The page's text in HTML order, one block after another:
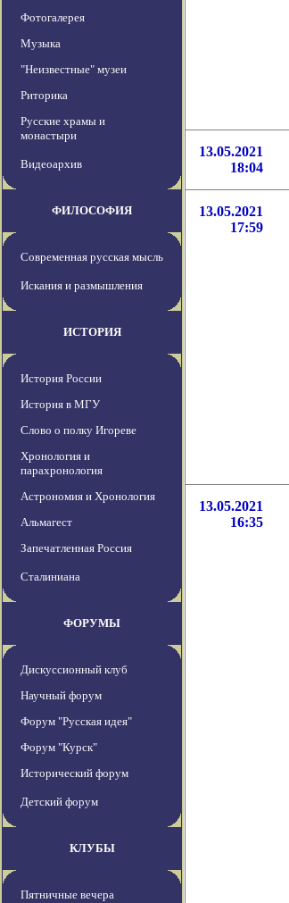
Фотогалерея
Музыка
"Неизвестные" музеи
Риторика
Русские храмы и
монастыри
Видеоархив
ФИЛОСОФИЯ
Современная русская мысль
Искания и размышления
ИСТОРИЯ
История России
История в МГУ
Слово о полку Игореве
Хронология и
парахронология
Астрономия и Хронология
Альмагест
Запечатленная Россия
Сталиниана
ФОРУМЫ
Дискуссионный клуб
Научный форум
Форум "Русская идея"
Форум "Курск"
Исторический форум
Детский форум
КЛУБЫ
Пятничные вечера
13.05.2021
18:04
13.05.2021
17:59
13.05.2021
16:35